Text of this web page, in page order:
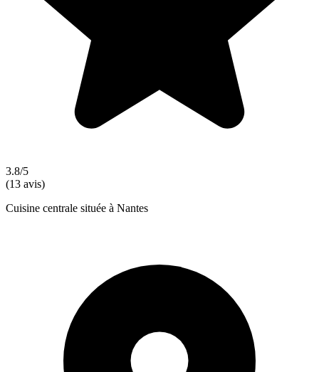
3.8/5
(13 avis)
Cuisine centrale située à Nantes